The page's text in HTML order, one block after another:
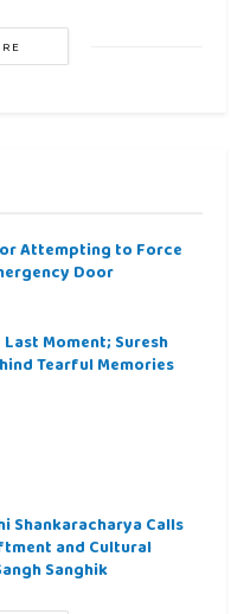
Attempting to Force
Door
Moment; Suresh
Tearful Memories
Shankaracharya Calls
and Cultural
Sanghik